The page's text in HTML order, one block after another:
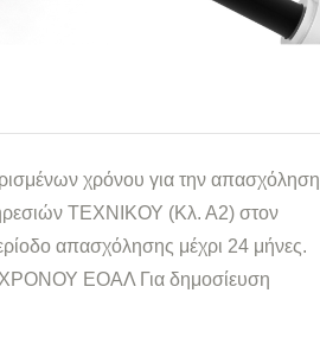
χρόνου για την απασχόληση
ΤΕΧΝΙΚΟΥ (Κλ. Α2) στον
απασχόλησης μέχρι 24 μήνες.
ΕΟΑΛ Για δημοσίευση